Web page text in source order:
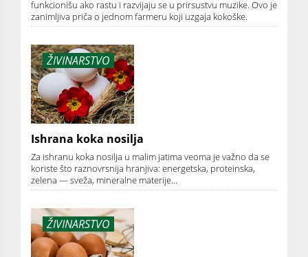
funkcionišu ako rastu i razvijaju se u prirsustvu muzike. Ovo je
zanimljiva priča o jednom farmeru koji uzgaja kokoške.
ŽIVINARSTVO
Ishrana koka nosilja
Za ishranu koka nosilja u malim jatima veoma je važno da se
koriste što raznovrsnija hranjiva: energetska, proteinska,
zelena — sveža, mineralne materije...
ŽIVINARSTVO